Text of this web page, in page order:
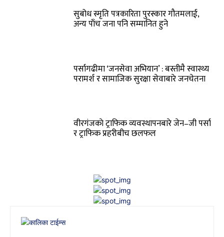
सुबोध स्मृति पत्रकारिता पुरस्कार गौतमलाई,
अन्य पाँच जना पनि सम्मानित हुने
पर्सागढीमा ‘जनसेवा अभियान’ : बस्तीमै स्वास्थ्य
परामर्श र सामाजिक सुरक्षा सेवाबारे जनचेतना
वीरगंजकाे ट्राफिक व्यवस्थापनबारे जेन–जी पर्सा
र ट्राफिक प्रहरीबीच छलफल